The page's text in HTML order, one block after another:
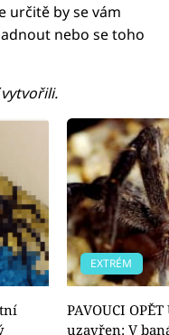
určitě by se vám
nebo se toho
EXTRÉM
PAVOUCI
uzavřen: V